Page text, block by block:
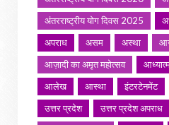
अंतरराष्ट्रीय योग दिवस 2025
अपराध
असम अस्था
आज़ादी का अमृत महोत्सव
आलेख
आस्था इंटरटेनमेंट
उत्तर प्रदेश
उत्तर प्रदेश अपराध